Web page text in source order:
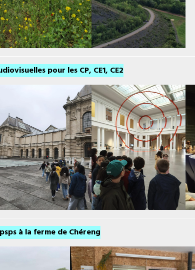
pour les CP, CE1, CE2
à la ferme de Chéreng